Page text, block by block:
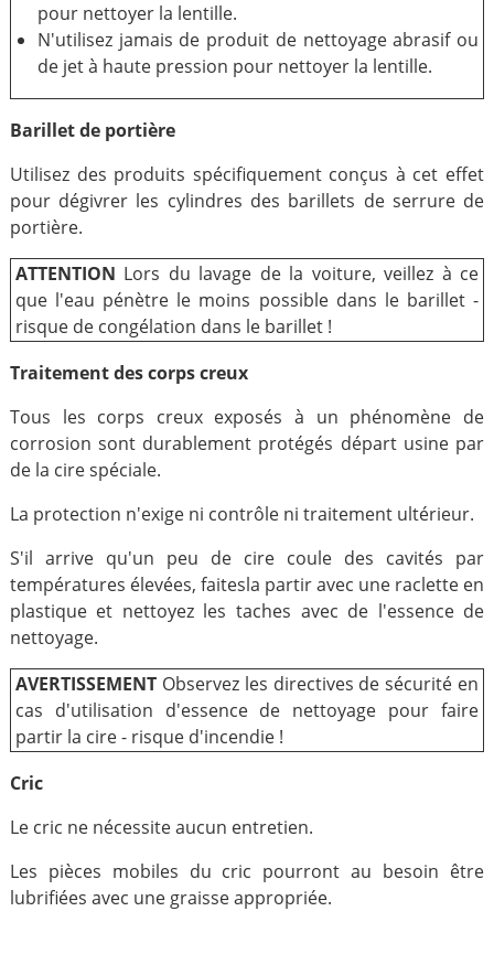
pour nettoyer la lentille.
N'utilisez jamais de produit de nettoyage abrasif ou
de jet à haute pression pour nettoyer la lentille.
Barillet de portière
Utilisez des produits spécifiquement conçus à cet effet
pour dégivrer les cylindres des barillets de serrure de
portière.
ATTENTION Lors du lavage de la voiture, veillez à ce
que l'eau pénètre le moins possible dans le barillet -
risque de congélation dans le barillet !
Traitement des corps creux
Tous les corps creux exposés à un phénomène de
corrosion sont durablement protégés départ usine par
de la cire spéciale.
La protection n'exige ni contrôle ni traitement ultérieur.
S'il arrive qu'un peu de cire coule des cavités par
températures élevées, faitesla partir avec une raclette en
plastique et nettoyez les taches avec de l'essence de
nettoyage.
AVERTISSEMENT Observez les directives de sécurité en
cas d'utilisation d'essence de nettoyage pour faire
partir la cire - risque d'incendie !
Cric
Le cric ne nécessite aucun entretien.
Les pièces mobiles du cric pourront au besoin être
lubrifiées avec une graisse appropriée.